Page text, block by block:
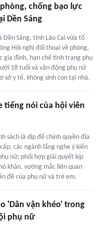
chống bạo lực
Dền Sáng
Dền Sáng, tỉnh Lào Cai vừa tổ
Hội nghị đối thoại về phòng,
gia đình, hạn chế tình trạng phụ
18 tuổi và vận động phụ nữ
sở y tế, không sinh con tại nhà.
tiếng nói của hội viên
sách là dịp để chính quyền địa
các ngành lắng nghe ý kiến
nữ; phối hợp giải quyết kịp
khăn, vướng mắc liên quan
đề của phụ nữ và trẻ em.
'Dân vận khéo' trong
phụ nữ